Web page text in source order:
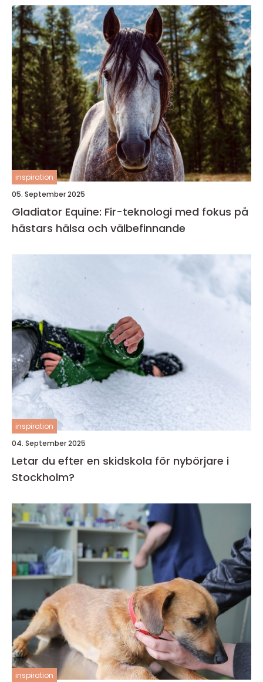
inspiration
05. September 2025
Gladiator Equine: Fir-teknologi med fokus på
hästars hälsa och välbefinnande
inspiration
04. September 2025
Letar du efter en skidskola för nybörjare i
Stockholm?
inspiration